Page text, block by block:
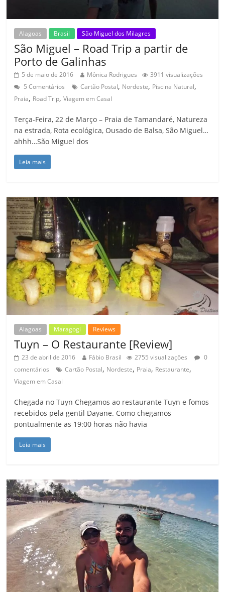
Alagoas Brasil São Miguel dos Milagres
São Miguel – Road Trip a partir de
Porto de Galinhas
5 de maio de 2016 Mônica Rodrigues
3911 visualizações
5 Comentários
Cartão Postal, Nordeste, Piscina Natural,
Praia, Road Trip,Viagem em Casal
Terça-Feira, 22 de Março – Praia de Tamandaré, Natureza
na estrada, Rota ecológica, Ousado de Balsa, São Miguel…
ahhh…São Miguel dos
Leia mais
Alagoas Maragogi Reviews
Tuyn – O Restaurante [Review]
23 de abril de 2016 Fábio Brasil 2755 visualizações
0
comentários
Cartão Postal, Nordeste, Praia, Restaurante,
Viagem em Casal
Chegada no Tuyn Chegamos ao restaurante Tuyn e fomos
recebidos pela gentil Dayane. Como chegamos
pontualmente as 19:00 horas não havia
Leia mais